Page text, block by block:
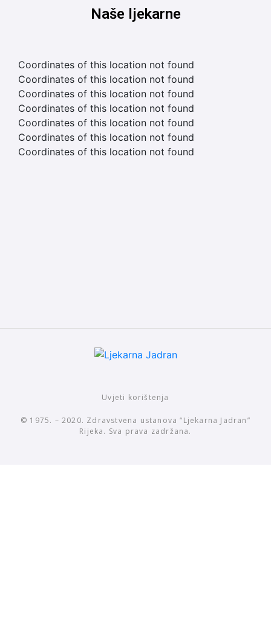
Naše ljekarne
Coordinates of this location not found
Coordinates of this location not found
Coordinates of this location not found
Coordinates of this location not found
Coordinates of this location not found
Coordinates of this location not found
Coordinates of this location not found
Uvjeti korištenja
© 1975. – 2020. Zdravstvena ustanova “Ljekarna Jadran”
Rijeka. Sva prava zadržana.